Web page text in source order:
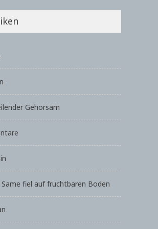
Gehorsam
Same fiel auf fruchtbaren Boden